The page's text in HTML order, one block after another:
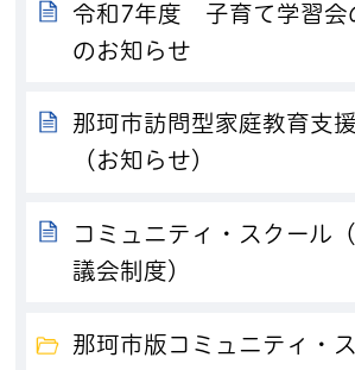
令和7年度 子育て学習会
のお知らせ
那珂市訪問型家庭教育支
（お知らせ）
コミュニティ・スクール
議会制度）
那珂市版コミュニティ・